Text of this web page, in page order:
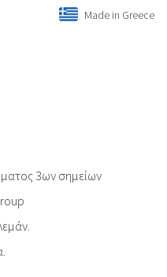
Made in Greece
3ων σημείων